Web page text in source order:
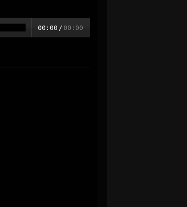
00:00 / 00:00